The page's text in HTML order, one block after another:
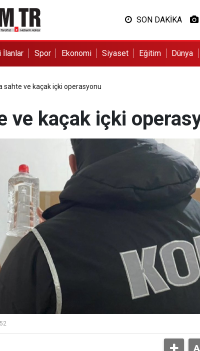
SON DAKİKA
İlanlar Spor Ekonomi Siyaset Eğitim Dünya
sahte ve kaçak içki operasyonu
ve kaçak içki